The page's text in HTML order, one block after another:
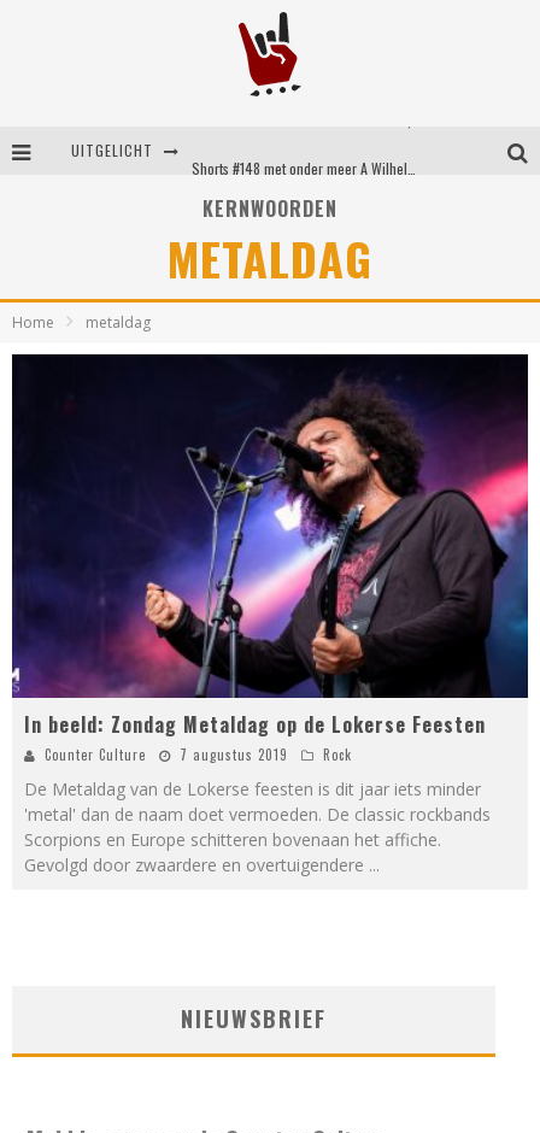
UITGELICHT
KERNWOORDEN
METALDAG
Home metaldag
In beeld: Zondag Metaldag op de Lokerse Feesten
Counter Culture 7 augustus 2019 Rock
De Metaldag van de Lokerse feesten is dit jaar iets minder
'metal' dan de naam doet vermoeden. De classic rockbands
Scorpions en Europe schitteren bovenaan het affiche.
Gevolgd door zwaardere en overtuigendere ...
NIEUWSBRIEF